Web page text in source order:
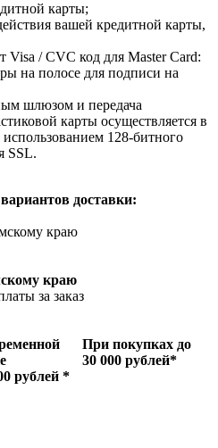
карты;
вашей кредитной карты,
Visa / CVC код для Master Card:
на полосе для подписи на
шлюзом и передача
карты осуществляется в
128-битного
SSL.
доставки:
краю
краю
за заказ
рублей *
При покупках до
30 000 рублей*